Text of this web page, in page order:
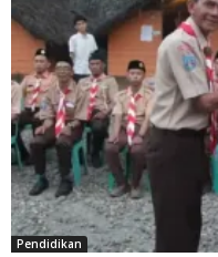
Pendidikan